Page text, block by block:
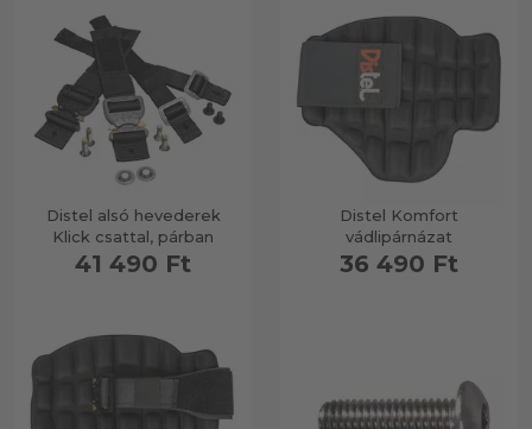
Distel alsó hevederek
Klick csattal, párban
41 490 Ft
Distel Komfort
vádlipárnázat
36 490 Ft